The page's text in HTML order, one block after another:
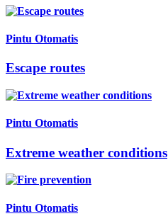
Pintu Otomatis
Escape routes
Pintu Otomatis
Extreme weather conditions
Pintu Otomatis